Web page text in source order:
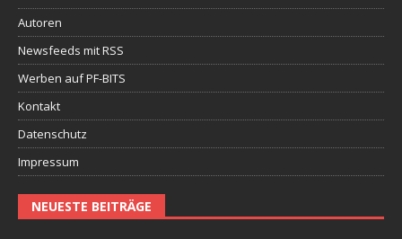
Autoren
Newsfeeds mit RSS
Werben auf PF-BITS
Kontakt
Datenschutz
Impressum
NEUESTE BEITRÄGE